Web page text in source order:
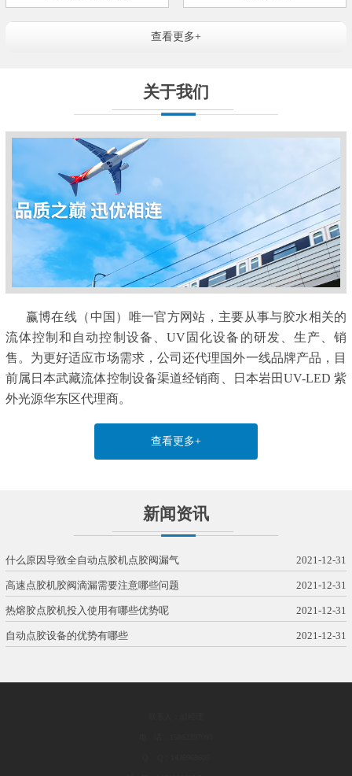
查看更多+
关于我们
赢博在线（中国）唯一官方网站，主要从事与胶水相关的
流体控制和自动控制设备、UV固化设备的研发、生产、销
售。为更好适应市场需求，公司还代理国外一线品牌产品，目
前属日本武藏流体控制设备渠道经销商、日本岩田UV-LED 紫
外光源华东区代理商。
查看更多+
新闻资讯
什么原因导致全自动点胶机点胶阀漏气 2021-12-31
高速点胶机胶阀滴漏需要注意哪些问题 2021-12-31
热熔胶点胶机投入使用有哪些优势呢 2021-12-31
自动点胶设备的优势有哪些 2021-12-31